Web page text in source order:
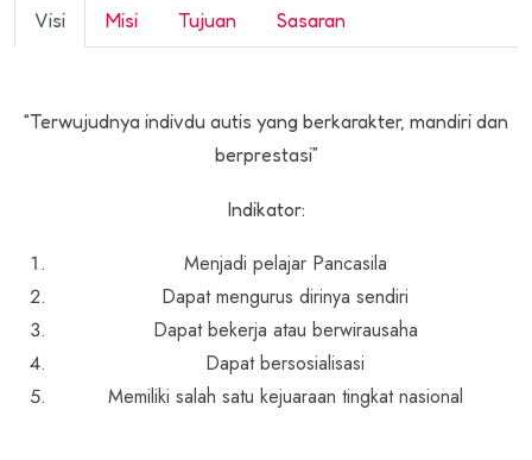
Visi Misi Tujuan Sasaran
“Terwujudnya indivdu autis yang berkarakter, mandiri dan
berprestasi”
Indikator:
Menjadi pelajar Pancasila
Dapat mengurus dirinya sendiri
Dapat bekerja atau berwirausaha
Dapat bersosialisasi
Memiliki salah satu kejuaraan tingkat nasional